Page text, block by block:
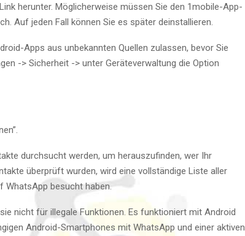
herunter. Möglicherweise müssen Sie den 1mobile-App-
Auf jeden Fall können Sie es später deinstallieren.
Apps aus unbekannten Quellen zulassen, bevor Sie
-> Sicherheit -> unter Geräteverwaltung die Option
durchsucht werden, um herauszufinden, wer Ihr
überprüft wurden, wird eine vollständige Liste aller
WhatsApp besucht haben.
nicht für illegale Funktionen. Es funktioniert mit Android
Android-Smartphones mit WhatsApp und einer aktiven